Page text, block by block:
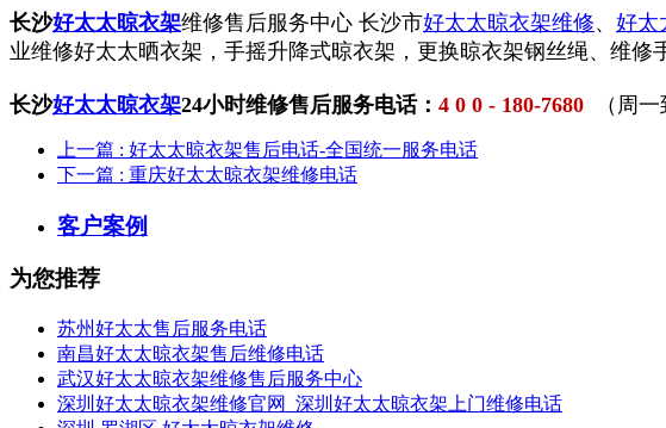
长沙好太太晾衣架维修售后服务中心 长沙市好太太晾衣架维修、 好太
业维修好太太晒衣架，手摇升降式晾衣架，更换晾衣架钢丝绳、维修
长沙好太太晾衣架24小时维修售后服务电话： 4 0 0 - 180-7680 （周
上一篇 : 好太太晾衣架售后电话-全国统一服务电话
下一篇 : 重庆好太太晾衣架维修电话
客户案例
为您推荐
苏州好太太售后服务电话
南昌好太太晾衣架售后维修电话
武汉好太太晾衣架维修售后服务中心
深圳好太太晾衣架维修官网_深圳好太太晾衣架上门维修电话